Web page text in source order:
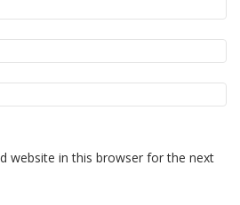
website in this browser for the next